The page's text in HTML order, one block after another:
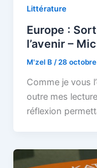
Littérature
Europe :
l’avenir –
M'zel B/28
Comme je vous
outre mes
réflexion